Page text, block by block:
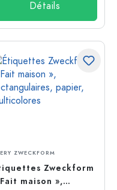
Détails
ZWECKFORM
Zweckform
maison »,